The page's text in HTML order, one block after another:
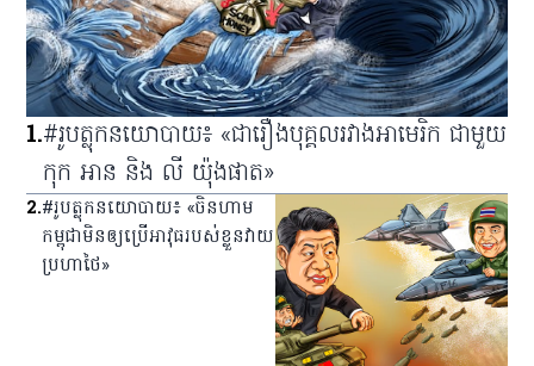
1.#រូបត្លុកនយោបាយ៖ «ជារឿងបុគ្គលរវាងអាមេរិក ជាមួយ
កុក អាន និង លី យ៉ុងផាត»
2.#រូបត្លុកនយោបាយ៖ «ចិនហាម
កម្ពុជាមិនឲ្យប្រើអាវុធរបស់ខ្លួនវាយ
ប្រហាថៃ»